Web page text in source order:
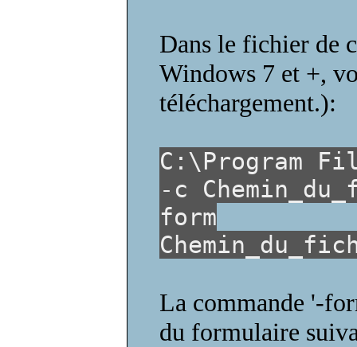
Dans le fichier de
Windows 7 et +,
téléchargement.):
C:\Program
-c
form
La commande '-
du formulaire